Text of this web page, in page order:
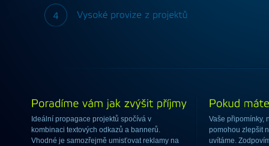
Ideální propagace projektů spočívá v
kombinaci textových odkazů a bannerů.
Vhodné je samozřejmě umisťovat reklamy na
Vaše připomínky,
pomohou zlepšit
uvítáme.